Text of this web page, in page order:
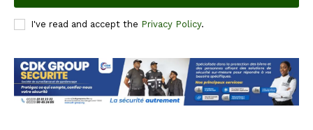
I've read and accept the Privacy Policy.